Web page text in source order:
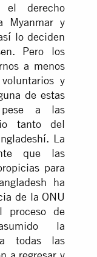
el derecho
Myanmar y
lo deciden
Pero los
a menos
y
de estas
pese a las
tanto del
La
que las
para
ha
de la ONU
proceso de
la
a todas las